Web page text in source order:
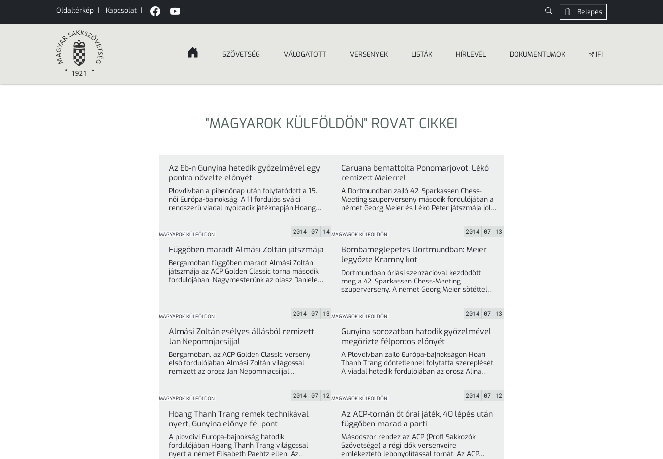
Oldaltérkép | Kapcsolat | Belépés
SZÖVETSÉG VÁLOGATOTT VERSENYEK LISTÁK HÍRLEVÉL DOKUMEN­­TUMOK IFI
"MAGYAROK KÜLFÖLDÖN" ROVAT CIKKEI
Az Eb-n Gunyina hetedik győzelmével egy
pontra növelte előnyét
Plovdivban a pihenőnap után folytatódott a 15.
női Európa-bajnokság. A 11 fordulós svájci
rendszerű viadal nyolcadik játéknapján Hoang
2014 07 14
MAGYAROK KÜLFÖLDÖN
Caruana bemattolta Ponomarjovot, Lékó
remizett Meierrel
A Dortmundban zajló 42. Sparkassen Chess-
Meeting szuperverseny második fordulójában a
német Georg Meier és Lékó Péter játszmája jól
2014 07 13
MAGYAROK KÜLFÖLDÖN
Függőben maradt Almási Zoltán játszmája
Bergamóban függőben maradt Almási Zoltán
játszmája az ACP Golden Classic torna második
fordulójában. Nagymesterünk az olasz Daniele
2014 07 13
MAGYAROK KÜLFÖLDÖN
Bombameglepetés Dortmundban: Meier
legyőzte Kramnyikot
Dortmundban óriási szenzációval kezdődött
meg a 42. Sparkassen Chess-Meeting
szuperverseny. A német Georg Meier sötéttel
2014 07 13
MAGYAROK KÜLFÖLDÖN
Almási Zoltán esélyes állásból remizett
Jan Nepomnjacsijjal
Bergamóban, az ACP Golden Classic verseny
első fordulójában Almási Zoltán világossal
remizett az orosz Jan Nepomnjacsijjal.
2014 07 12
MAGYAROK KÜLFÖLDÖN
Gunyina sorozatban hatodik győzelmével
megőrizte félpontos előnyét
A Plovdivban zajló Európa-bajnokságon Hoan
Thanh Trang döntetlennel folytatta szereplését.
A viadal hetedik fordulójában az orosz Alina
2014 07 12
MAGYAROK KÜLFÖLDÖN
Hoang Thanh Trang remek technikával
nyert, Gunyina előnye fél pont
A plovdivi Európa-bajnokság hatodik
fordulójában Hoang Thanh Trang világossal
nyert a német Elisabeth Paehtz ellen. Az
Az ACP-tornán öt órai játék, 40 lépés után
függőben marad a parti
Másodszor rendez az ACP (Profi Sakkozók
Szövetsége) a régi idők versenyeire
emlékeztető lebonyolítással tornát. Az ACP